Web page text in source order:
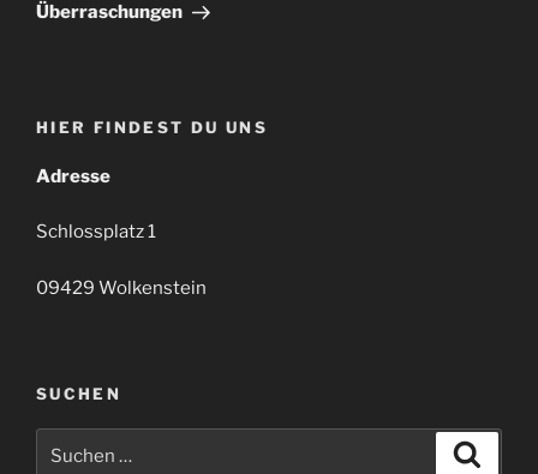
Überraschungen
HIER FINDEST DU UNS
Adresse
Schlossplatz 1
09429 Wolkenstein
SUCHEN